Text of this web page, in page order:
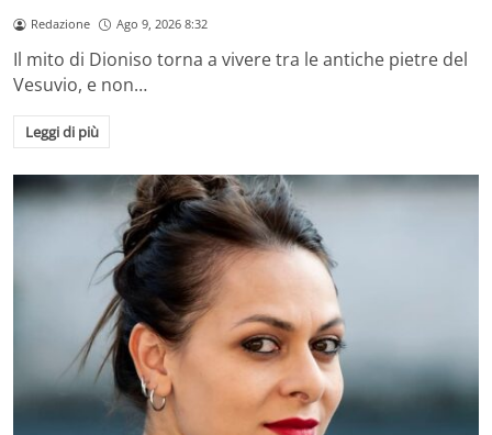
Redazione Ago 9, 2026 8:32
Il mito di Dioniso torna a vivere tra le antiche pietre del
Vesuvio, e non…
Leggi di più